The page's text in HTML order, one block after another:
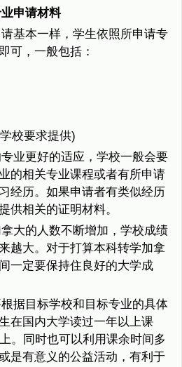
申请材料
基本一样，学生依照所申请专
可，一般包括：
校要求提供)
业更好的适应，学校一般会要
的相关专业课程或者有所申请
经历。如果申请者有类似经历
供相关的证明材料。
大的人数不断增加，学校成绩
越大。对于打算本科转学加拿
一定要保持住良好的大学成
据目标学校和目标专业的具体
在国内大学读过一年以上课
。同时也可以利用课余时间多
是有意义的公益活动，有利于